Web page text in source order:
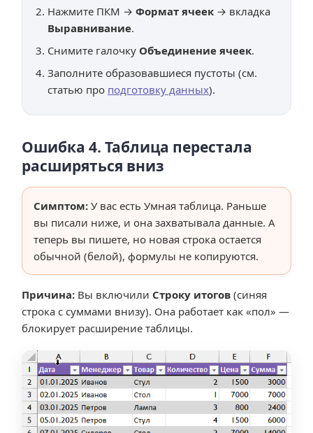
Нажмите ПКМ → Формат ячеек → вкладка
Выравнивание.
Снимите галочку Объединение ячеек.
Заполните образовавшиеся пустоты (см.
статью про подготовку данных).
Ошибка 4. Таблица перестала
расширяться вниз
Симптом: У вас есть Умная таблица. Раньше
вы писали ниже, и она захватывала данные. А
теперь вы пишете, но новая строка остается
обычной (белой), формулы не копируются.
Причина: Вы включили Строку итогов (синяя
строка с суммами внизу). Она работает как «пол» —
блокирует расширение таблицы.